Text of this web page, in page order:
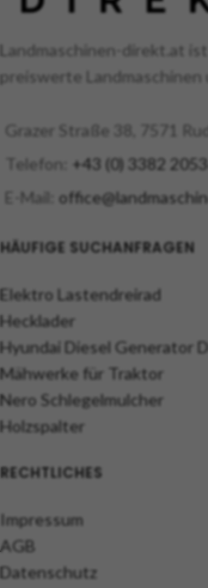
Landmaschinen-direkt.at
preiswerte
Grazer Straße 38, 7571
Telefon:
+43 (0) 3382
E-Mail:
HÄUFIGE SUCHANFRAGEN
Elektro Lastendreirad
Hecklader
Hyundai Diesel Generator
Mähwerke für Traktor
Nero Schlegelmulcher
Holzspalter
RECHTLICHES
Impressum
AGB
Datenschutz